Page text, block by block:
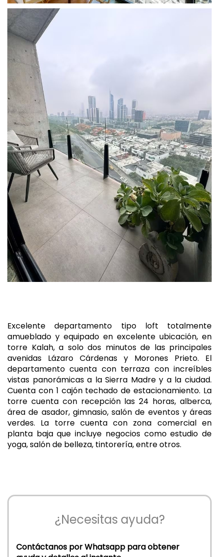
Excelente departamento tipo loft totalmente
amueblado y equipado en excelente ubicación, en
torre Kalah, a solo dos minutos de las principales
avenidas Lázaro Cárdenas y Morones Prieto. El
departamento cuenta con terraza con increíbles
vistas panorámicas a la Sierra Madre y a la ciudad.
Cuenta con 1 cajón techado de estacionamiento. La
torre cuenta con recepción las 24 horas, alberca,
área de asador, gimnasio, salón de eventos y áreas
verdes. La torre cuenta con zona comercial en
planta baja que incluye negocios como estudio de
yoga, salón de belleza, tintorería, entre otros.
¿Necesitas ayuda?
Contáctanos por Whatsapp para obtener